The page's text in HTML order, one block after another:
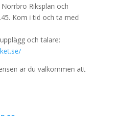
Riksplan och
Kom i tid och ta med
och talare:
är du välkommen att